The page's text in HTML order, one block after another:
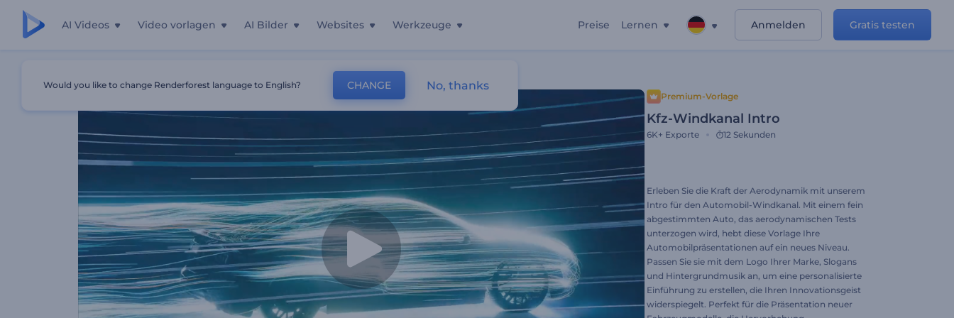
AI Videos Video vorlagen AI Bilder Websites Werkzeuge Preise Lernen Anmelden Gratis testen
Premium-Vorlage
Kfz-Windkanal Intro
6K+ Exporte 12 Sekunden
Erleben Sie die Kraft der Aerodynamik mit unserem
Intro für den Automobil-Windkanal. Mit einem fein
abgestimmten Auto, das aerodynamischen Tests
unterzogen wird, hebt diese Vorlage Ihre
Automobilpräsentationen auf ein neues Niveau.
Passen Sie sie mit dem Logo Ihrer Marke, Slogans
und Hintergrundmusik an, um eine personalisierte
Einführung zu erstellen, die Ihren Innovationsgeist
widerspiegelt. Perfekt für die Präsentation neuer
Would you like to change Renderforest language to English? CHANGE No, thanks